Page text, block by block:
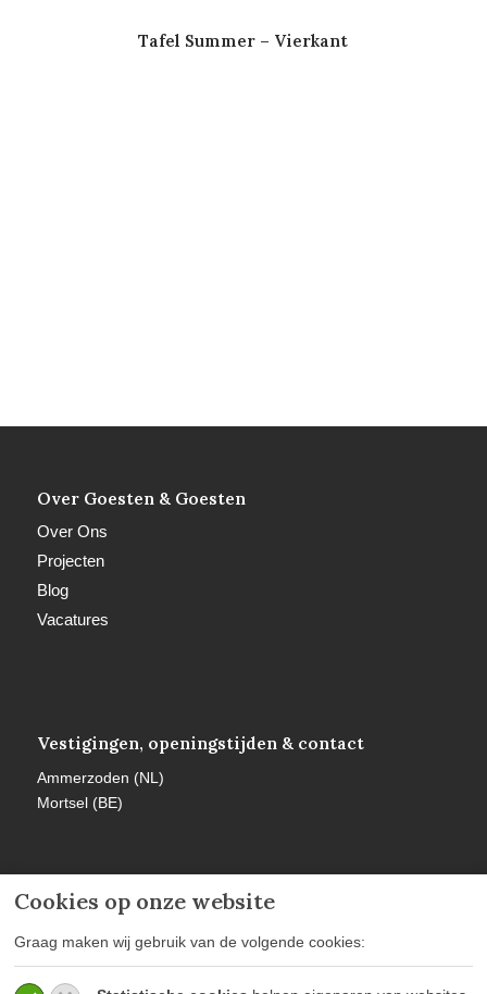
Cookies op onze website
Graag maken wij gebruik van de volgende cookies:
Tafel Summer – Vierkant
Over Goesten & Goesten
Over Ons
Projecten
Blog
Vacatures
Vestigingen, openingstijden & contact
Ammerzoden (NL)
Mortsel (BE)
Meer informatie
Privacy policy